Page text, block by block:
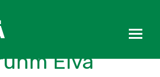
Elva